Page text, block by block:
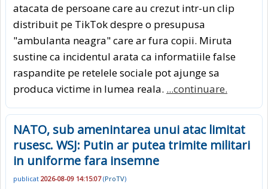
atacata de persoane care au crezut intr-un clip
distribuit pe TikTok despre o presupusa
"ambulanta neagra" care ar fura copii. Miruta
sustine ca incidentul arata ca informatiile false
raspandite pe retelele sociale pot ajunge sa
produca victime in lumea reala. ...continuare.
NATO, sub amenintarea unui atac limitat
rusesc. WSJ: Putin ar putea trimite militari
in uniforme fara insemne
publicat 2026-08-09 14:15:07(ProTV)